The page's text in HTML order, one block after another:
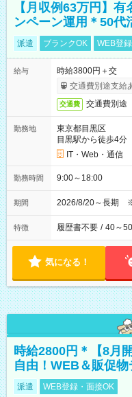
【月収例63万円】
ンペーン運用＊50代
派遣 ブランクOK WEB登
給与
時給3800円＋交
交通費別途支給
交通費 交通費別途
勤務地
東京都目黒区
目黒駅から徒歩4分
IT・Web・通信
勤務時間 9:00～18:00
期間 2026/8/20～長期
特徴 履歴書不要 / 40～
気になる！
時給2800円＊【8月
自由！WEB＆販促
派遣 WEB登録・面接OK